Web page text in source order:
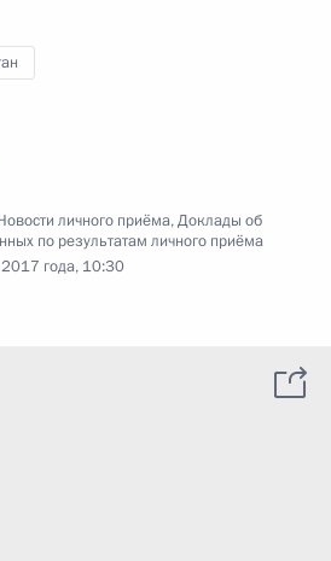
личного приёма,Доклады об
по результатам личного приёма
года, 10:30